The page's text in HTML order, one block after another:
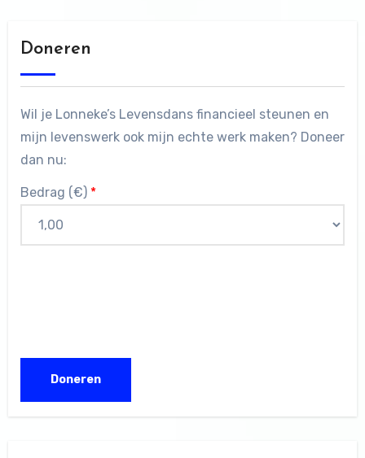
Doneren
Wil je Lonneke’s Levensdans financieel steunen en
mijn levenswerk ook mijn echte werk maken? Doneer
dan nu:
Bedrag (€) *